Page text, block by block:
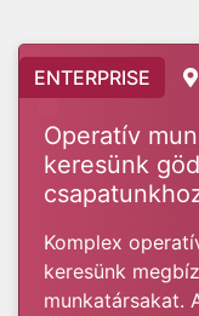
ENTERPRISE
Operatív
keresünk
Komplex
keresünk
munkatársakat.